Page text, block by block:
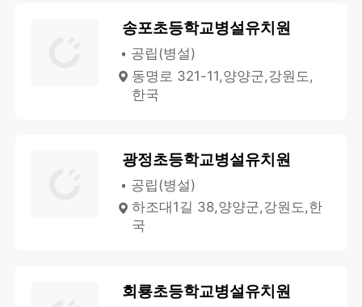
송포초등학교병설유치원
공립(병설)
동명로 321-11,양양군,강원도,
한국
광정초등학교병설유치원
공립(병설)
하조대1길 38,양양군,강원도,한
국
회룡초등학교병설유치원